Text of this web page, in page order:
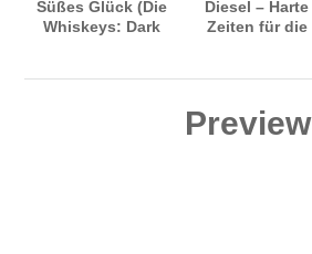
Süßes Glück (Die
Whiskeys: Dark
Diesel – Harte
Zeiten für die
Preview